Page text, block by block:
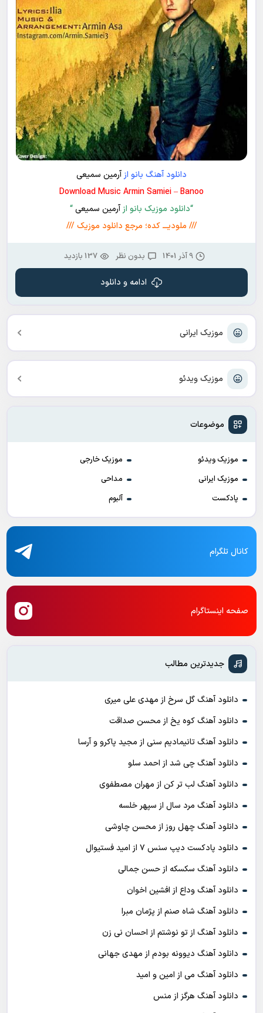
موزیک ایرانی
موزیک ویدئو
موضوعات
موزیک ویدئو
موزیک خارجی
موزیک ایرانی
مداحی
پادکست
آلبوم
دانلود آهنگ بانو ازآرمین سمیعی
Download Music Armin Samiei – Banoo
“دانلود موزیک بانو ازآرمین سمیعی“
/// ملودیـــ کده؛ مرجع دانلود موزیک ///
9 آذر 1401 بدون نظر 137 بازدید
ادامه و دانلود
کانال تلگرام
صفحه اینستاگرام
جدیدترین مطالب
دانلود آهنگ گل سرخ از مهدی علی میری
دانلود آهنگ کوه یخ از محسن صداقت
دانلود آهنگ تانیمادیم سنی از مجید پاکرو و آرسا
دانلود آهنگ چی شد از احمد سلو
دانلود آهنگ لب تر کن از مهران مصطفوی
دانلود آهنگ مرد سال از سپهر خلسه
دانلود آهنگ چهل روز از محسن چاوشی
دانلود پادکست ديپ سنس ۷ از اميد فستيوال
دانلود آهنگ سکسکه از حسن جمالی
دانلود آهنگ وداع از افشين اخوان
دانلود آهنگ شاه صنم از پژمان مبرا
دانلود آهنگ از تو نوشتم از احسان نی زن
دانلود آهنگ دیوونه بودم از مهدی جهانی
دانلود آهنگ می از امین و امید
دانلود آهنگ هرگز از منس